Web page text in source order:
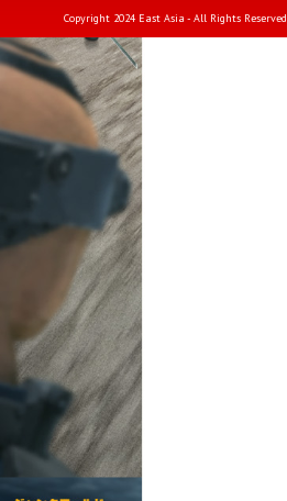
Copyright 2024 East Asia - All Rights Reserved